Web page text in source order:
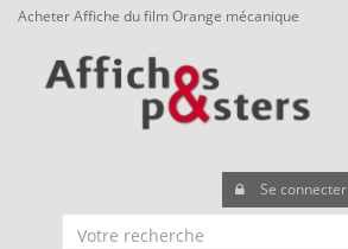
Acheter Affiche du film Orange mécanique
Se connecter